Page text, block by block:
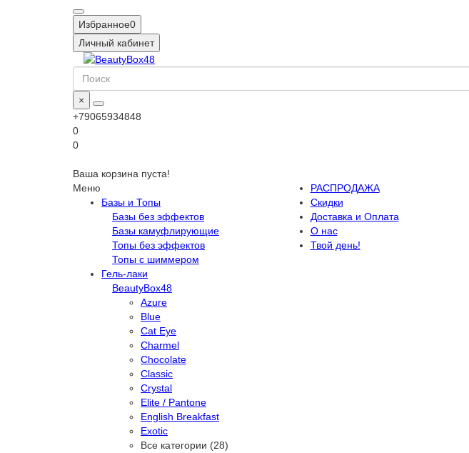
Избранное0
Личный кабинет
×
+79065934848
0
0
Ваша корзина пуста!
Меню
Базы и Топы
Базы без эффектов
Базы камуфлирующие
Топы без эффектов
Топы с шиммером
Гель-лаки
BeautyBox48
Azure
Blue
Cat Eye
Charmel
Chocolate
Classic
Crystal
Elite / Pantone
English Breakfast
Exotic
Все категории (28)
РАСПРОДАЖА
Скидки
Доставка и Оплата
О нас
Твой день!